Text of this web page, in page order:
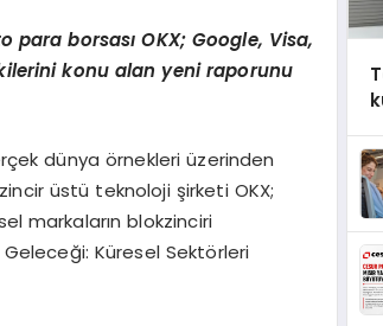
borsası OKX; Google, Visa,
konu alan yeni raporunu
dünya örnekleri üzerinden
üstü teknoloji şirketi OKX;
markaların blokzinciri
Küresel Sektörleri